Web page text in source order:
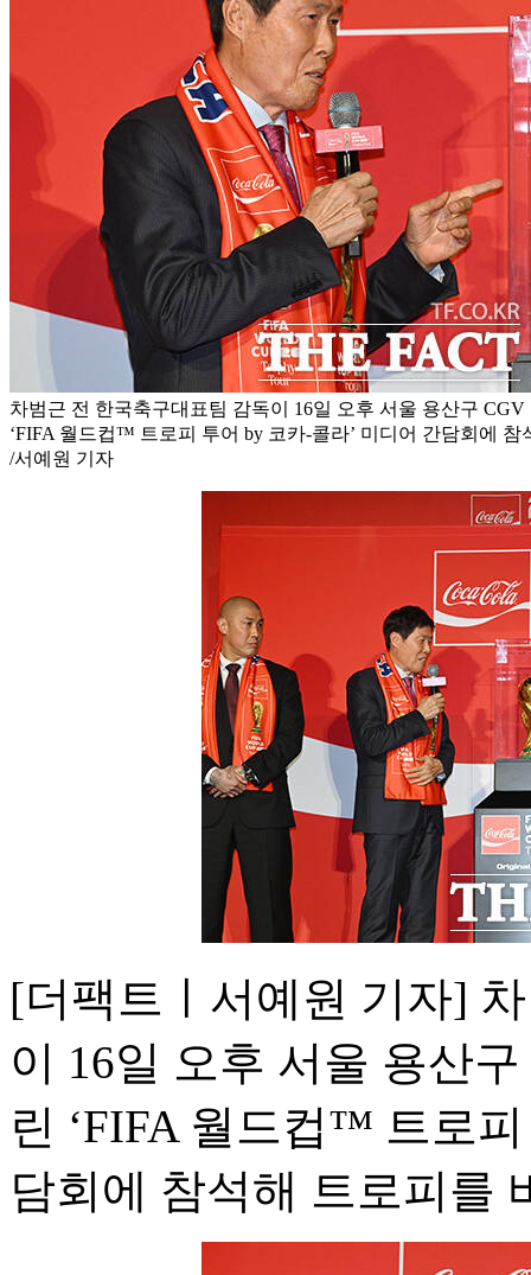
차범근 전 한국축구대표팀 감독이 16일 오후 서울 용산구
‘FIFA 월드컵™ 트로피 투어 by 코카-콜라’ 미디어 간담회에
/서예원 기자
[더팩트ㅣ서예원 기자]
이 16일 오후 서울 용산
린 ‘FIFA 월드컵™ 트로
담회에 참석해 트로피를